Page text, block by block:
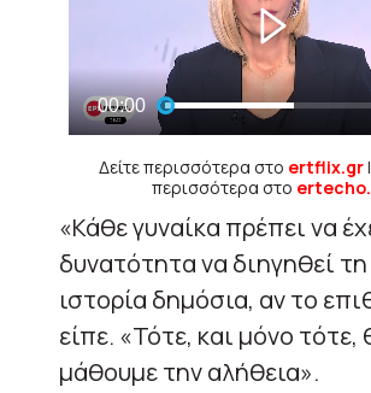
Δείτε περισσότερα στο ertflix.gr
περισσότερα στο
«Κάθε γυναίκα πρέπει να
δυνατότητα να διηγηθεί
ιστορία δημόσια, αν το
είπε. «Τότε, και μόνο τότε,
μάθουμε την αλήθεια».